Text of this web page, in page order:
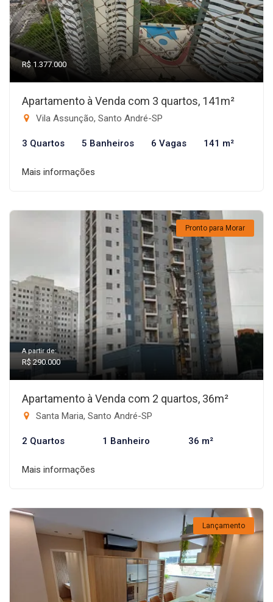
R$ 1.377.000
Apartamento à Venda com 3 quartos, 141m²
Vila Assunção, Santo André-SP
3 Quartos 5 Banheiros 6 Vagas 141 m²
Mais informações
Pronto para Morar
A partir de:
R$ 290.000
Apartamento à Venda com 2 quartos, 36m²
Santa Maria, Santo André-SP
2 Quartos 1 Banheiro 36 m²
Mais informações
Lançamento